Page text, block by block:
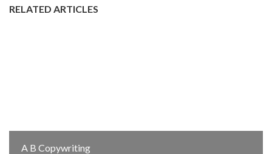
RELATED ARTICLES
A B Copywriting